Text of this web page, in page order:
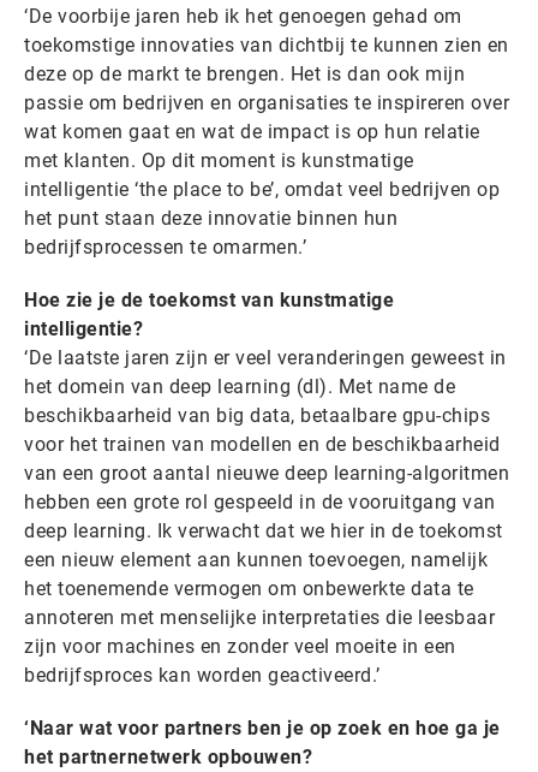
‘De voorbije jaren heb ik het genoegen gehad om
toekomstige innovaties van dichtbij te kunnen zien en
deze op de markt te brengen. Het is dan ook mijn
passie om bedrijven en organisaties te inspireren over
wat komen gaat en wat de impact is op hun relatie
met klanten. Op dit moment is kunstmatige
intelligentie ‘the place to be’, omdat veel bedrijven op
het punt staan deze innovatie binnen hun
bedrijfsprocessen te omarmen.’
Hoe zie je de toekomst van kunstmatige
intelligentie?
‘De laatste jaren zijn er veel veranderingen geweest in
het domein van deep learning (dl). Met name de
beschikbaarheid van big data, betaalbare gpu-chips
voor het trainen van modellen en de beschikbaarheid
van een groot aantal nieuwe deep learning-algoritmen
hebben een grote rol gespeeld in de vooruitgang van
deep learning. Ik verwacht dat we hier in de toekomst
een nieuw element aan kunnen toevoegen, namelijk
het toenemende vermogen om onbewerkte data te
annoteren met menselijke interpretaties die leesbaar
zijn voor machines en zonder veel moeite in een
bedrijfsproces kan worden geactiveerd.’
‘Naar wat voor partners ben je op zoek en hoe ga je
het partnernetwerk opbouwen?